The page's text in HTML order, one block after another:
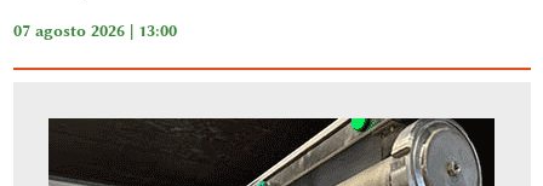
07 agosto 2026 | 13:00